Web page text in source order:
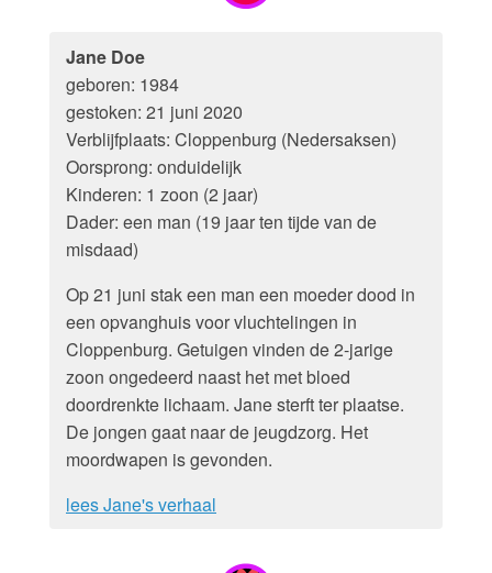
Jane Doe
geboren: 1984
gestoken: 21 juni 2020
Verblijfplaats: Cloppenburg (Nedersaksen)
Oorsprong: onduidelijk
Kinderen: 1 zoon (2 jaar)
Dader: een man (19 jaar ten tijde van de
misdaad)
Op 21 juni stak een man een moeder dood in
een opvanghuis voor vluchtelingen in
Cloppenburg. Getuigen vinden de 2-jarige
zoon ongedeerd naast het met bloed
doordrenkte lichaam. Jane sterft ter plaatse.
De jongen gaat naar de jeugdzorg. Het
moordwapen is gevonden.
lees Jane's verhaal